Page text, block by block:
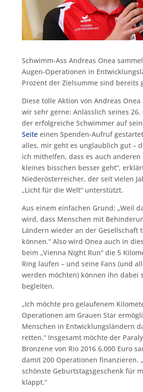
Schwimm-Ass Andreas Onea
Augen-Operationen in
Prozent der Zielsumme sind bereits
Diese tolle Aktion von Andreas
wir sehr gerne: Anlässlich seines
der erfolgreiche Schwimmer auf
Seite einen Spenden-Aufruf
alles, mir geht es unglaublich gut –
ich mithelfen, dass es auch anderen
kleines bisschen besser geht“,
Niederösterreicher, der seit vielen
„Licht für die Welt“ unterstützt.
Aus einem einfachen Grund: „Weil
wird, dass Menschen mit
Ländern wieder an der Gesellschaft
können.“ Also wird Onea auch in
beim „Vienna Night Run“ die 5
Ring laufen – und seine Fans (und
werden möchten) können ihn dabei
begleiten.
„Ich möchte pro gelaufenem
Operationen am Grauen Star
Menschen in Entwicklungsländern
retten.“ Insgesamt möchte der
Bronzene von Rio 2016 6.000 Euro
damit 200 Operationen finanzieren.
schönste Geburtstagsgeschenk für
klappt.“